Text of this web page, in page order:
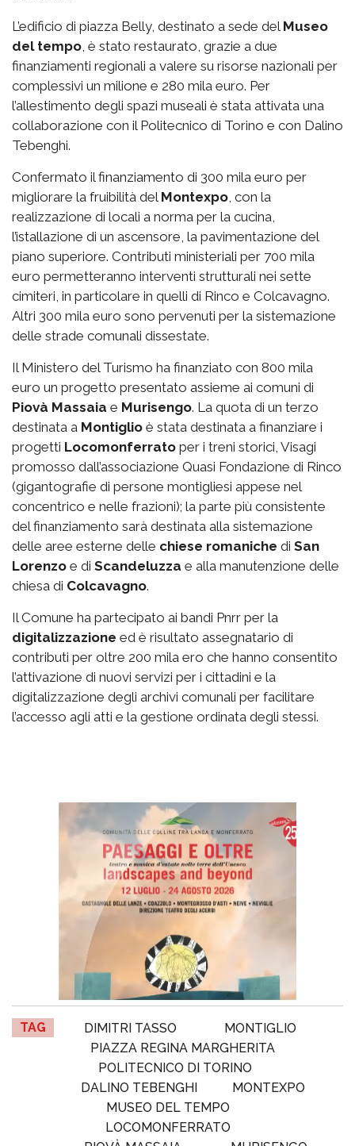
L’edificio di piazza Belly, destinato a sede del Museo
del tempo , è stato restaurato, grazie a due
finanziamenti regionali a valere su risorse nazionali per
complessivi un milione e 280 mila euro. Per
l’allestimento degli spazi museali è stata attivata una
collaborazione con il Politecnico di Torino e con Dalino
Tebenghi.
Confermato il finanziamento di 300 mila euro per
migliorare la fruibilità del Montexpo , con la
realizzazione di locali a norma per la cucina,
l’istallazione di un ascensore, la pavimentazione del
piano superiore. Contributi ministeriali per 700 mila
euro permetteranno interventi strutturali nei sette
cimiteri, in particolare in quelli di Rinco e Colcavagno.
Altri 300 mila euro sono pervenuti per la sistemazione
delle strade comunali dissestate.
Il Ministero del Turismo ha finanziato con 800 mila
euro un progetto presentato assieme ai comuni di
Piovà Massaia e Murisengo. La quota di un terzo
destinata a Montiglio è stata destinata a finanziare i
progetti Locomonferrato per i treni storici, Visagi
promosso dall’associazione Quasi Fondazione di Rinco
(gigantografie di persone montigliesi appese nel
concentrico e nelle frazioni); la parte più consistente
del finanziamento sarà destinata alla sistemazione
delle aree esterne delle chiese romaniche di San
Lorenzo e di Scandeluzza e alla manutenzione delle
chiesa di Colcavagno.
Il Comune ha partecipato ai bandi Pnrr per la
digitalizzazione ed è risultato assegnatario di
contributi per oltre 200 mila ero che hanno consentito
l’attivazione di nuovi servizi per i cittadini e la
digitalizzazione degli archivi comunali per facilitare
l’accesso agli atti e la gestione ordinata degli stessi.
TAG DIMITRI TASSO
MONTIGLIO
PIAZZA REGINA MARGHERITA
POLITECNICO DI TORINO
DALINO TEBENGHI
MONTEXPO
MUSEO DEL TEMPO
LOCOMONFERRATO